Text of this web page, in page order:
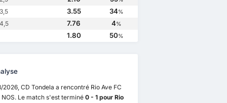
Rio Ave FC CD Tondela
3.55 34%
7.76 4%
1.80 50%
2026, CD Tondela a rencontré Rio Ave FC
NOS. Le match s'est terminé 0 - 1 pour Rio